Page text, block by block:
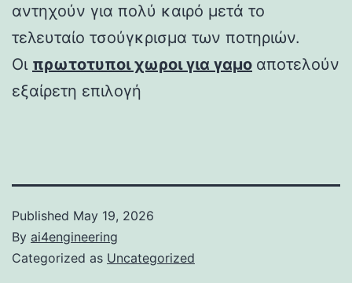
αντηχούν για πολύ καιρό μετά το
τελευταίο τσούγκρισμα των ποτηριών.
Οι πρωτοτυποι χωροι για γαμο αποτελούν
εξαίρετη επιλογή
Published May 19, 2026
By ai4engineering
Categorized as Uncategorized